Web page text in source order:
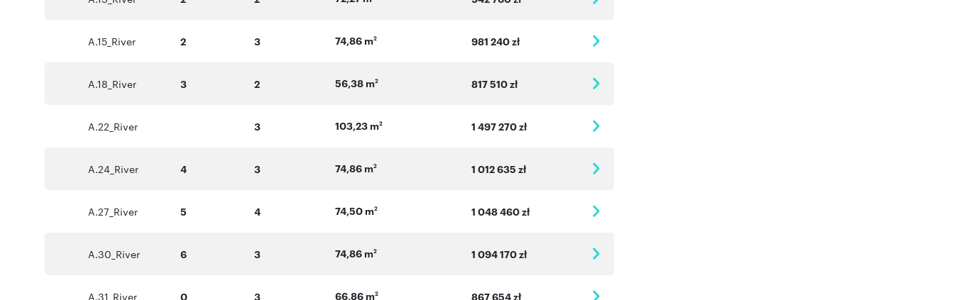
A.15_River 2 3 74,86 m2 981 240 zł
A.18_River 3 2 56,38 m2 817 510 zł
A.22_River 3 103,23 m2 1 497 270 zł
A.24_River 4 3 74,86 m2 1 012 635 zł
A.27_River 5 4 74,50 m2 1 048 460 zł
A.30_River 6 3 74,86 m2 1 094 170 zł
A.31_River 0 3 66,86 m2 867 654 zł